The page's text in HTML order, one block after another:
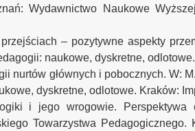
Wydawnictwo Naukowe
– pozytywne aspekty
naukowe, dyskretne,
nurtów głównych i pobocznych. W:
dyskretne, odlotowe. Kraków:
i jego wrogowie. Perspektywa
Towarzystwa Pedagogicznego.